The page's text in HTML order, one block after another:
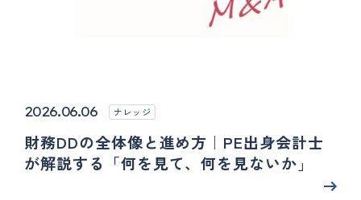
2026.06.06 ナレッジ
財務DDの全体像と進め方｜PE出身会計士
が解説する「何を見て、何を見ないか」